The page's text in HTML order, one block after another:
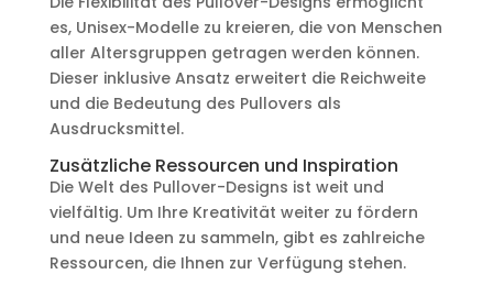
es, Unisex-Modelle zu kreieren, die von Menschen
aller Altersgruppen getragen werden können.
Dieser inklusive Ansatz erweitert die Reichweite
und die Bedeutung des Pullovers als
Ausdrucksmittel.
Zusätzliche Ressourcen und Inspiration
Die Welt des Pullover-Designs ist weit und
vielfältig. Um Ihre Kreativität weiter zu fördern
und neue Ideen zu sammeln, gibt es zahlreiche
Ressourcen, die Ihnen zur Verfügung stehen.